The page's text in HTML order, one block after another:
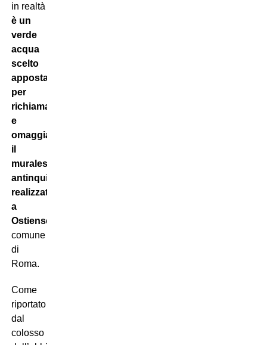
in realtà
è un
verde
acqua
scelto
apposta
per
richiamare
e
omaggiare
il
murales
antinquinamento
realizzato
a
Ostiense
comune
di
Roma.
Come
riportato
dal
colosso